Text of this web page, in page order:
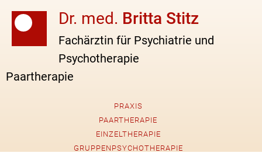
Dr. med. Britta Stitz
Fachärztin für Psychiatrie und
Psychotherapie
Paartherapie
PRAXIS
PAARTHERAPIE
EINZELTHERAPIE
GRUPPENPSYCHOTHERAPIE